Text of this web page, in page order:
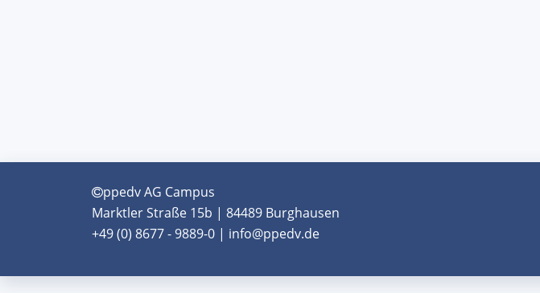
ppedv AG Campus
Marktler Straße 15b | 84489 Burghausen
+49 (0) 8677 - 9889-0 | info@ppedv.de